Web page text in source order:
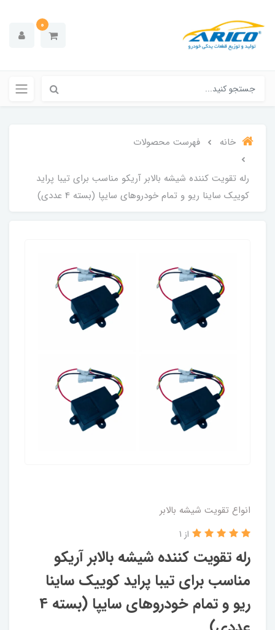
0
خانه فهرست محصولات
رله تقویت کننده شیشه بالابر آریکو مناسب برای تیبا پراید
کوییک ساینا ریو و تمام خودروهای سایپا (بسته 4 عددی)
انواع تقویت شیشه بالابر
رله تقویت کننده شیشه بالابر آریکو
مناسب برای تیبا پراید کوییک ساینا
ریو و تمام خودروهای سایپا (بسته 4
از 1